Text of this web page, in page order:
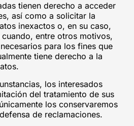
tienen derecho a acceder
así como a solicitar la
inexactos o, en su caso,
entre otros motivos,
para los fines que
tiene derecho a la
los interesados
del tratamiento de sus
los conservaremos
de reclamaciones.